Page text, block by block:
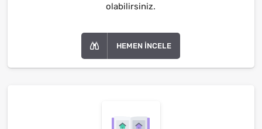
olabilirsiniz.
HEMEN İNCELE